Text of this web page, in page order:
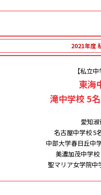
2021年度
【私立
東海
滝中学校 5
愛知
名古屋中学校 5
中部大学春日丘中
美濃加茂中学校
聖マリア女学院中